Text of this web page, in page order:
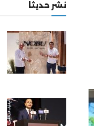
نشر حديثا